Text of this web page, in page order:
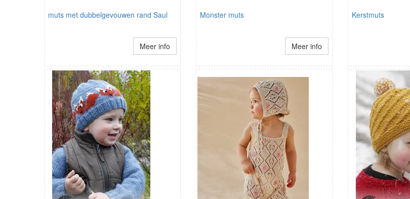
muts met dubbelgevouwen rand Saul
Meer info
Monster muts
Meer info
Kerstmuts